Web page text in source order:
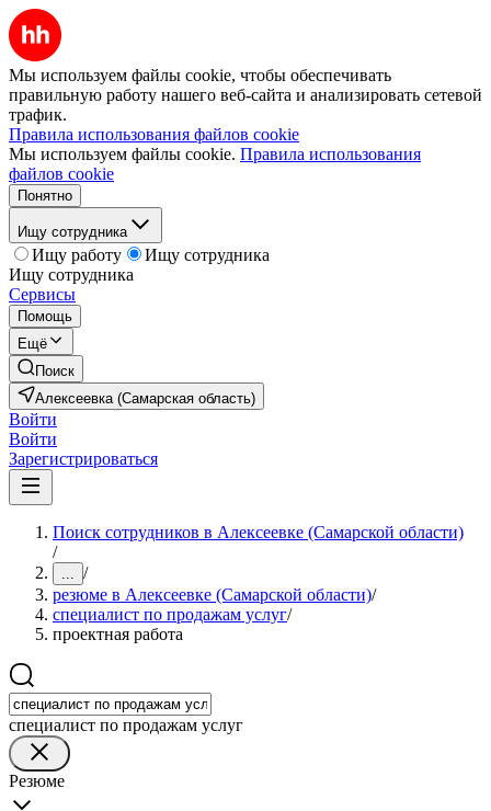
Мы используем файлы cookie, чтобы обеспечивать
правильную работу нашего веб-сайта и анализировать сетевой
трафик.
Правила использования файлов cookie
Мы используем файлы cookie. Правила использования
файлов cookie
Понятно
Ищу сотрудника
Ищу работу
Ищу сотрудника
Ищу сотрудника
Сервисы
Помощь
Ещё
Поиск
Алексеевка (Самарская область)
Войти
Войти
Зарегистрироваться
Поиск сотрудников в Алексеевке (Самарской области)
/
... /
резюме в Алексеевке (Самарской области)/
специалист по продажам услуг/
проектная работа
специалист по продажам услуг
Резюме